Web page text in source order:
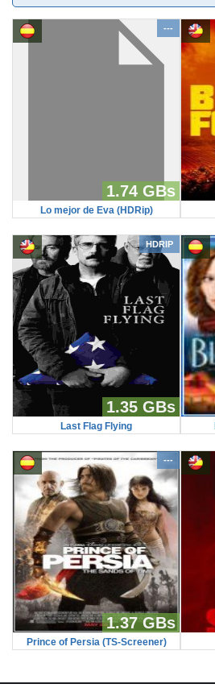
---
1.74 GBs
Lo mejor de Eva (HDRip)
HDRIP
1.35 GBs
Last Flag Flying
---
1.37 GBs
Prince of Persia (TS-Screener)